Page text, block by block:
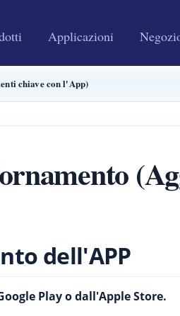
Applicazioni
chiave con l'App)
dell'APP
Play o dall'Apple Store.